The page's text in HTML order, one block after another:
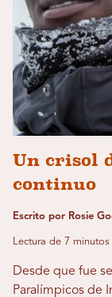
Un crisol
continuo
Escrito por Rosie
Lectura de 7 minutos
Desde que fue
Paralímpicos de